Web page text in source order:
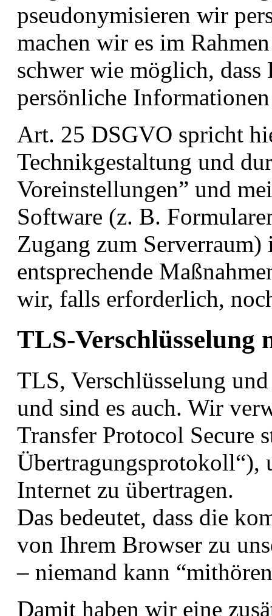
pseudonymisieren wir
machen wir es im
schwer wie möglich, dass
persönliche
Art. 25 DSGVO spricht
Technikgestaltung und
Voreinstellungen” und
Software (z. B.
Zugang zum
entsprechende
wir, falls erforderlich,
TLS-Verschlüsselung
TLS, Verschlüsselung
und sind es auch. Wir
Transfer Protocol Secure
Übertragungsprotokoll“),
Internet zu übertragen.
Das bedeutet, dass die
von Ihrem Browser zu
– niemand kann
Damit haben wir eine